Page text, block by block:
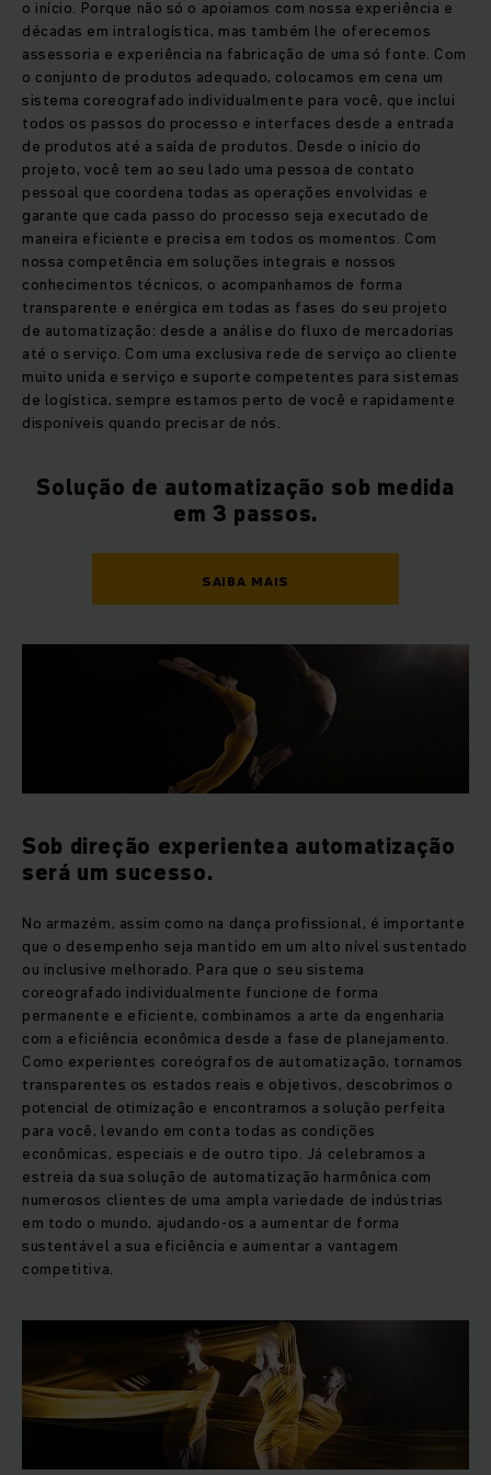
o início. Porque não só o apoiamos com nossa experiência e
décadas em intralogística, mas também lhe oferecemos
assessoria e experiência na fabricação de uma só fonte. Com
o conjunto de produtos adequado, colocamos em cena um
sistema coreografado individualmente para você, que inclui
todos os passos do processo e interfaces desde a entrada
de produtos até a saída de produtos. Desde o início do
projeto, você tem ao seu lado uma pessoa de contato
pessoal que coordena todas as operações envolvidas e
garante que cada passo do processo seja executado de
maneira eficiente e precisa em todos os momentos. Com
nossa competência em soluções integrais e nossos
conhecimentos técnicos, o acompanhamos de forma
transparente e enérgica em todas as fases do seu projeto
de automatização: desde a análise do fluxo de mercadorias
até o serviço. Com uma exclusiva rede de serviço ao cliente
muito unida e serviço e suporte competentes para sistemas
de logística, sempre estamos perto de você e rapidamente
disponíveis quando precisar de nós.
Solução de automatização sob medida
em 3 passos.
SAIBA MAIS
Sob direção experientea automatização
será um sucesso.
No armazém, assim como na dança profissional, é importante
que o desempenho seja mantido em um alto nível sustentado
ou inclusive melhorado. Para que o seu sistema
coreografado individualmente funcione de forma
permanente e eficiente, combinamos a arte da engenharia
com a eficiência econômica desde a fase de planejamento.
Como experientes coreógrafos de automatização, tornamos
transparentes os estados reais e objetivos, descobrimos o
potencial de otimização e encontramos a solução perfeita
para você, levando em conta todas as condições
econômicas, especiais e de outro tipo. Já celebramos a
estreia da sua solução de automatização harmônica com
numerosos clientes de uma ampla variedade de indústrias
em todo o mundo, ajudando-os a aumentar de forma
sustentável a sua eficiência e aumentar a vantagem
competitiva.